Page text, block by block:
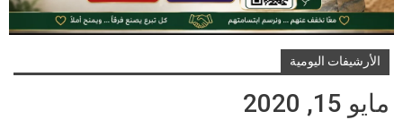
الأرشيفات اليومية
مايو 15, 2020